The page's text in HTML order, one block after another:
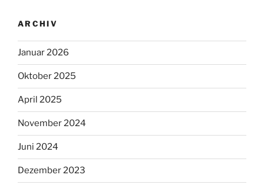
ARCHIV
Januar 2026
Oktober 2025
April 2025
November 2024
Juni 2024
Dezember 2023